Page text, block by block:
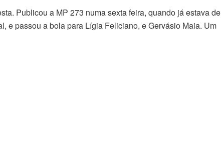
Publicou a MP 273 numa sexta feira, quando já estava de
e passou a bola para Lígia Feliciano, e Gervásio Maia. Um